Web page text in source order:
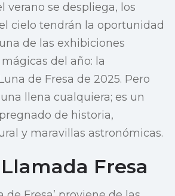
verano se despliega, los
cielo tendrán la oportunidad
de las exhibiciones
del año: la
de Fresa de 2025. Pero
llena cualquiera; es un
de historia,
y maravillas astronómicas.
Fresa